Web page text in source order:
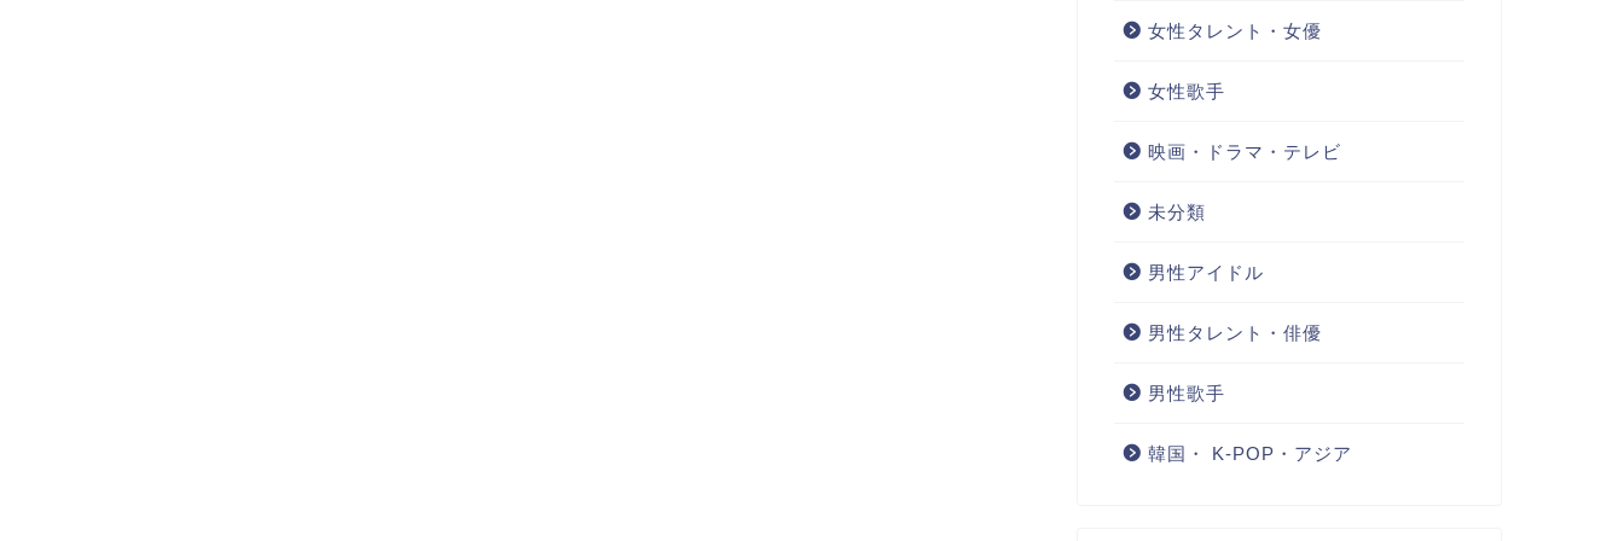
女性タレント・女優
女性歌手
映画・ドラマ・テレビ
未分類
男性アイドル
男性タレント・俳優
男性歌手
韓国・ K-POP・アジア